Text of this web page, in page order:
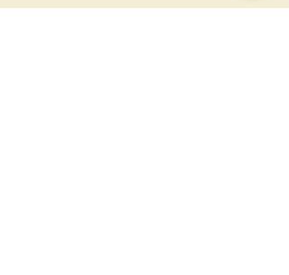
FAIRE UN DON